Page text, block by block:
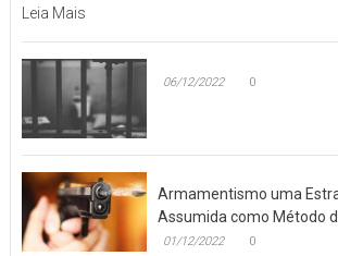
Leia Mais
06/12/2022 0
Armamentismo uma
Assumida como Método
01/12/2022 0